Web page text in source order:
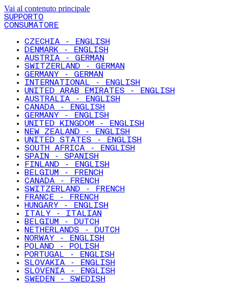
Vai al contenuto principale
SUPPORTO
CONSUMATORE
CZECHIA - ENGLISH
DENMARK - ENGLISH
AUSTRIA - GERMAN
SWITZERLAND - GERMAN
GERMANY - GERMAN
INTERNATIONAL - ENGLISH
UNITED ARAB EMIRATES - ENGLISH
AUSTRALIA - ENGLISH
CANADA - ENGLISH
GERMANY - ENGLISH
UNITED KINGDOM - ENGLISH
NEW ZEALAND - ENGLISH
UNITED STATES - ENGLISH
SOUTH AFRICA - ENGLISH
SPAIN - SPANISH
FINLAND - ENGLISH
BELGIUM - FRENCH
CANADA - FRENCH
SWITZERLAND - FRENCH
FRANCE - FRENCH
HUNGARY - ENGLISH
ITALY - ITALIAN
BELGIUM - DUTCH
NETHERLANDS - DUTCH
NORWAY - ENGLISH
POLAND - POLISH
PORTUGAL - ENGLISH
SLOVAKIA - ENGLISH
SLOVENIA - ENGLISH
SWEDEN - SWEDISH